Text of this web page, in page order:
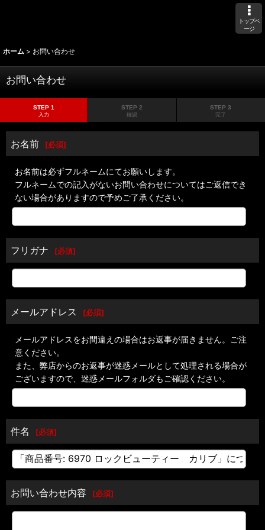
トップペ
ージ
ホーム > お問い合わせ
お問い合わせ
STEP 1
入力
STEP 2
確認
STEP 3
完了
お名前 [必須]
お名前は必ずフルネームにてお願いします。
フルネームでの記入がないお問い合わせについてはご返信でき
ない場合がありますので予めご了承ください。
フリガナ [必須]
メールアドレス [必須]
メールアドレスをお間違えの場合はお返事が届きません。ご注
意ください。
また、弊店からのお返事が迷惑メールとして処理される場合が
ございますので、迷惑メールフォルダもご確認ください。
件名 [必須]
お問い合わせ内容 [必須]